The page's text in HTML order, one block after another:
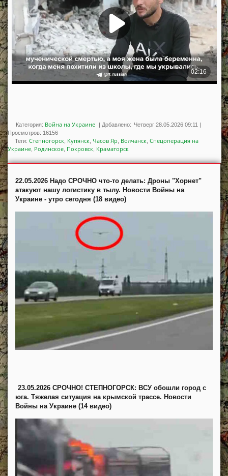
Категория: Война на Украине | Добавлено: Четверг 28.05.2026 09:11 |
Просмотров: 16156
Теги: Степногорск Купянск ,Часов Яр Волчанск ,Спецоперация на
Украине Родинское Покровск Краматорск
22.05.2026 Надо СРОЧНО что-то делать: Дроны "Хорнет"
атакуют нашу логистику в тылу. Новости Войны на
Украине - утро сегодня (18 видео)
23.05.2026 СРОЧНО! СТЕПНОГОРСК: ВСУ обошли город с
юга. Тяжелая ситуация на крымской трассе. Новости
Войны на Украине (14 видео)